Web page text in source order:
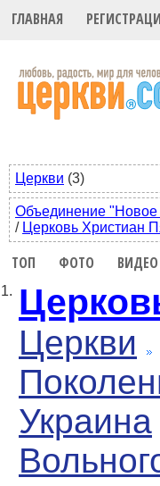
ГЛАВНАЯ
Церкви (3)
Объединение "Новое
/ Церковь Христиан
ТОП ФОТО ВИДЕО
1.
Церкви
Украина